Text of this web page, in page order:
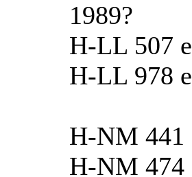
1989?
H-LL 507
H-LL 978
H-NM 441
H-NM 474